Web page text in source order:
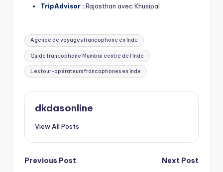
TripAdvisor : Rajasthan avec Khusipal
Tags:
Agence de voyages francophone en Inde
Guide francophone Mumbai centre de l’Inde
Les tour-opérateurs francophones en Inde
dkdasonline
View All Posts
Post
Previous Post Next Post